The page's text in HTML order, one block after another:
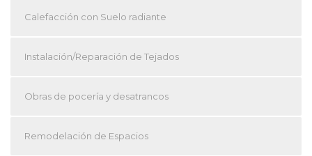
Calefacción con Suelo radiante
Instalación/Reparación de Tejados
Obras de pocería y desatrancos
Remodelación de Espacios